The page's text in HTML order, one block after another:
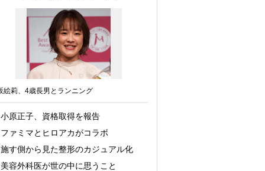
絵莉、4歳長男とランニング
小原正子、資格取得を報告
ファミマとヒロアカがコラボ
施す側から見た整形のカジュアル化
美容外科医が世の中に思うこと